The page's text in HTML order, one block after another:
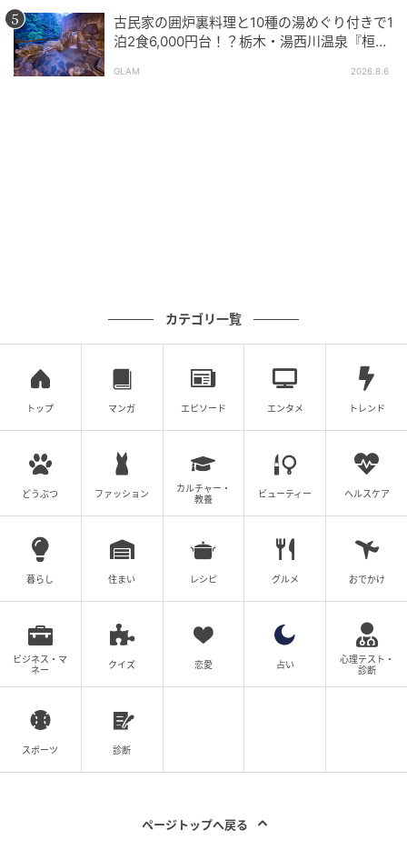
クラウンメロンと生ハム
次にいただいたのがアミューズの「生ハムと静岡県産
バスクチーズケーキ メロンシャンティ
スペシャリテのバスクチーズケーキも、メロンシャン
ティが添えられた特別バージョンでお目見え。麻布台
ヒルズのレストラン「Balcony by 6th」で不動の人気
クリームとともに味わいます。
古民家の囲炉裏料理と10種の湯めぐり付きで1
泊2食6,000円台！？栃木・湯西川温泉『桓武
GLAM 2026.8.6
カテゴリ一覧
トップ マンガ エピソード エンタメ トレンド
どうぶつ ファッション
カルチャー・
教養
ビューティー ヘルスケア
暮らし 住まい レシピ グルメ おでかけ
ビジネス・マ
ネー
クイズ 恋愛 占い
心理テスト・
診断
スポーツ 診断
ページトップへ戻る